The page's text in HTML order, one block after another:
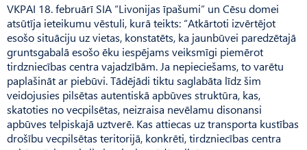
VKPAI 18. februārī SIA “Livonijas īpašumi” un Cēsu domei
atsūtīja ieteikumu vēstuli, kurā teikts: “Atkārtoti izvērtējot
esošo situāciju uz vietas, konstatēts, ka jaunbūvei paredzētajā
gruntsgabalā esošo ēku iespējams veiksmīgi piemērot
tirdzniecības centra vajadzībām. Ja nepieciešams, to varētu
paplašināt ar piebūvi. Tādējādi tiktu saglabāta līdz šim
veidojusies pilsētas autentiskā apbūves struktūra, kas,
skatoties no vecpilsētas, neizraisa nevēlamu disonansi
apbūves telpiskajā uztverē. Kas attiecas uz transporta kustības
drošību vecpilsētas teritorijā, konkrēti, tirdzniecības centra